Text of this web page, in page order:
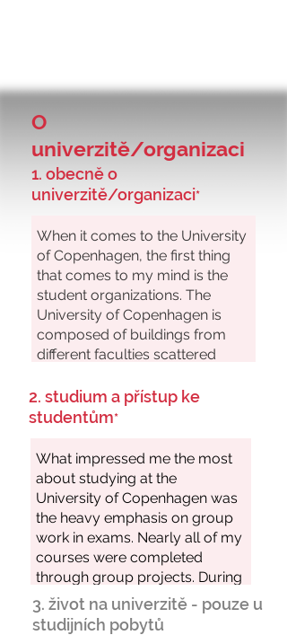
O
univerzitě/organizaci
1. obecně o
univerzitě/organizaci*
2. studium a přístup ke
studentům*
3. život na univerzitě - pouze u
studijních pobytů